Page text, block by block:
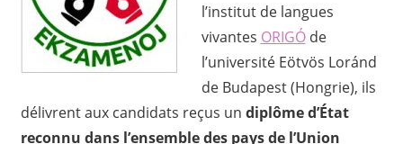
l’institut de langues
vivantes ORIGÓde
l’université Eötvös Loránd
de Budapest (Hongrie), ils
délivrent aux candidats reçus un diplôme d’État
reconnu dans l’ensemble des pays de l’Union